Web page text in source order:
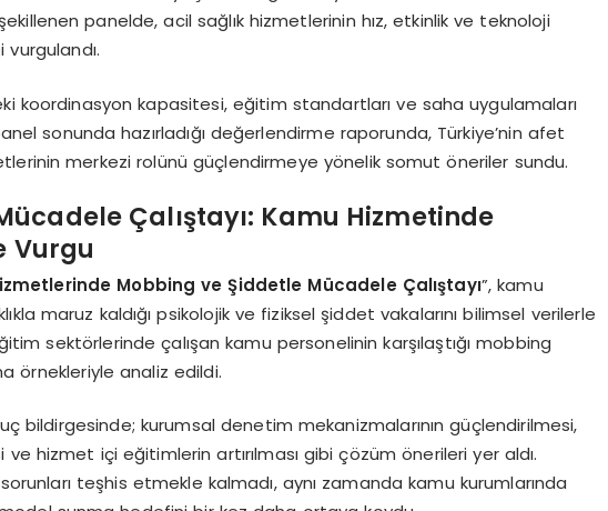
şekillenen panelde, acil sağlık hizmetlerinin hız, etkinlik ve teknoloji
koordinasyon kapasitesi, eğitim standartları ve saha uygulamaları
sonunda hazırladığı değerlendirme raporunda, Türkiye’nin afet
merkezi rolünü güçlendirmeye yönelik somut öneriler sundu.
Çalıştayı: Kamu Hizmetinde
Vurgu
Mobbing ve Şiddetle Mücadele Çalıştayı”, kamu
maruz kaldığı psikolojik ve fiziksel şiddet vakalarını bilimsel verilerle
sektörlerinde çalışan kamu personelinin karşılaştığı mobbing
örnekleriyle analiz edildi.
bildirgesinde; kurumsal denetim mekanizmalarının güçlendirilmesi,
hizmet içi eğitimlerin artırılması gibi çözüm önerileri yer aldı.
teşhis etmekle kalmadı, aynı zamanda kamu kurumlarında